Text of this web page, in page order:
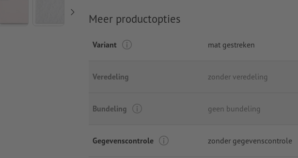
Meer productopties
Variant mat gestreken
Veredeling zonder veredeling
Bundeling geen bundeling
Gegevenscontrole zonder gegevenscontrole